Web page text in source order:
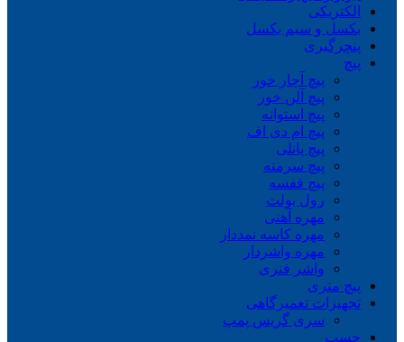
الکتریکی
بکسل و سیم بکسل
پنچرگیری
پیچ
پیچ آچار خور
پیچ آلن خور
پیچ استوانه
پیچ ام دی اف
پیچ پانلی
پیچ سرمته
پیچ قفسه
رول بولت
مهره آهنی
مهره کاسه نمددار
مهره واشردار
واشر فنری
پیچ متری
تجهیزات تعمیرگاهی
سری گریس پمپ
چسب